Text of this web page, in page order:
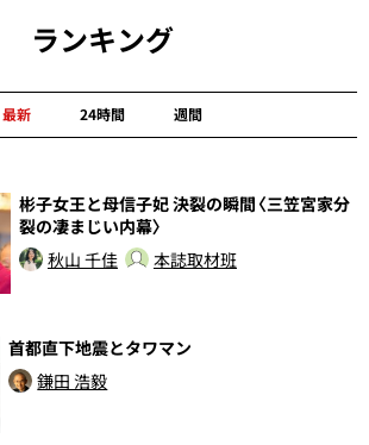
ランキング
最新 24時間 週間
彬子女王と母信子妃 決裂の瞬間〈三笠宮家分
裂の凄まじい内幕〉
秋山 千佳
本誌取材班
首都直下地震とタワマン
鎌田 浩毅